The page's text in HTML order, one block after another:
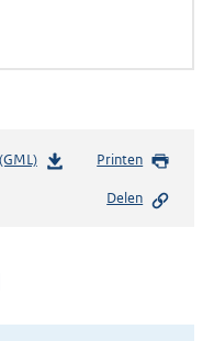
b
s
Printen
Delen